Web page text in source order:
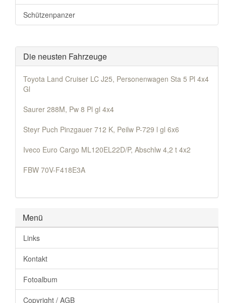
Schützenpanzer
Die neusten Fahrzeuge
Toyota Land Cruiser LC J25, Personenwagen Sta 5 Pl 4x4
Gl
Saurer 288M, Pw 8 Pl gl 4x4
Steyr Puch Pinzgauer 712 K, Peilw P-729 l gl 6x6
Iveco Euro Cargo ML120EL22D/P, Abschlw 4,2 t 4x2
FBW 70V-F418E3A
Menü
Links
Kontakt
Fotoalbum
Copyright / AGB